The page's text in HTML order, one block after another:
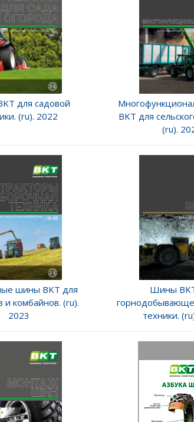
для садовой
(ru). 2022
BKT для
(ru).
шины BKT для
и комбайнов. (ru).
2023
Шины
техники.